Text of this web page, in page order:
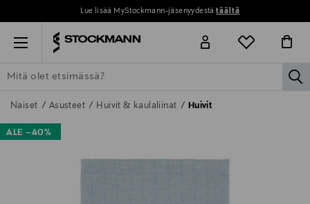
Lue lisää MyStockmann-jäsenyydestätäältä
Menu
ETSI KAIKKI NAISET MIEHET LAPSET
Naiset Asusteet Huivit & kaulaliinat Huivit
ALE –40%